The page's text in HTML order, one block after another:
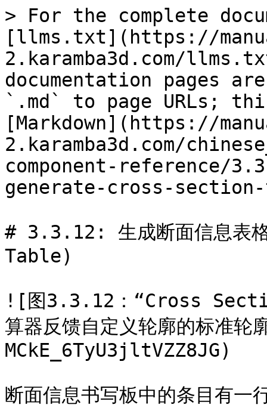
> For the complete
[llms.txt](https://
2.karamba3d.com/
documentation pages
`.md` to page URLs;
[Markdown](https://
2.karamba3d.com/
component-reference/
generate-cross-
# 3.3.12: 生成断面信息
Table)
![图3.3.12：“Cross
算器反馈自定义轮廓的标
MCkE_6TyU3jltVZZ8JG)
断面信息书写板中的条目有一